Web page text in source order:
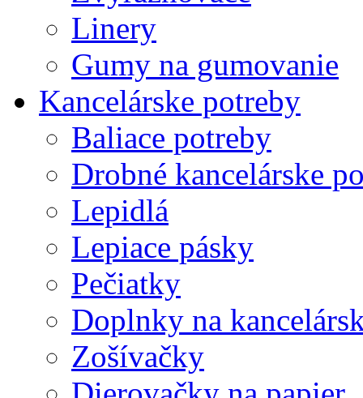
Linery
Gumy na gumovanie
Kancelárske potreby
Baliace potreby
Drobné kancelárske
Lepidlá
Lepiace pásky
Pečiatky
Doplnky na
Zošívačky